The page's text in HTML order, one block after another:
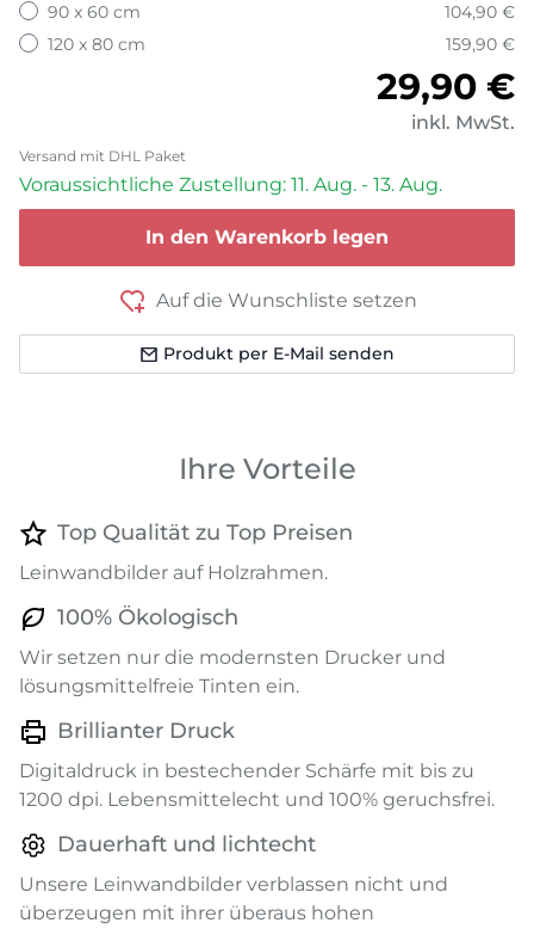
90 x 60 cm
104,90 €
120 x 80 cm
159,90 €
29,90 €
inkl. MwSt.
Versand mit DHL Paket
Voraussichtliche Zustellung: 11. Aug. - 13. Aug.
In den Warenkorb legen
Auf die Wunschliste setzen
Produkt per E-Mail senden
Ihre Vorteile
Top Qualität zu Top Preisen
Leinwandbilder auf Holzrahmen.
100% Ökologisch
Wir setzen nur die modernsten Drucker und
lösungsmittelfreie Tinten ein.
Brillianter Druck
Digitaldruck in bestechender Schärfe mit bis zu
1200 dpi. Lebensmittelecht und 100% geruchsfrei.
Dauerhaft und lichtecht
Unsere Leinwandbilder verblassen nicht und
überzeugen mit ihrer überaus hohen